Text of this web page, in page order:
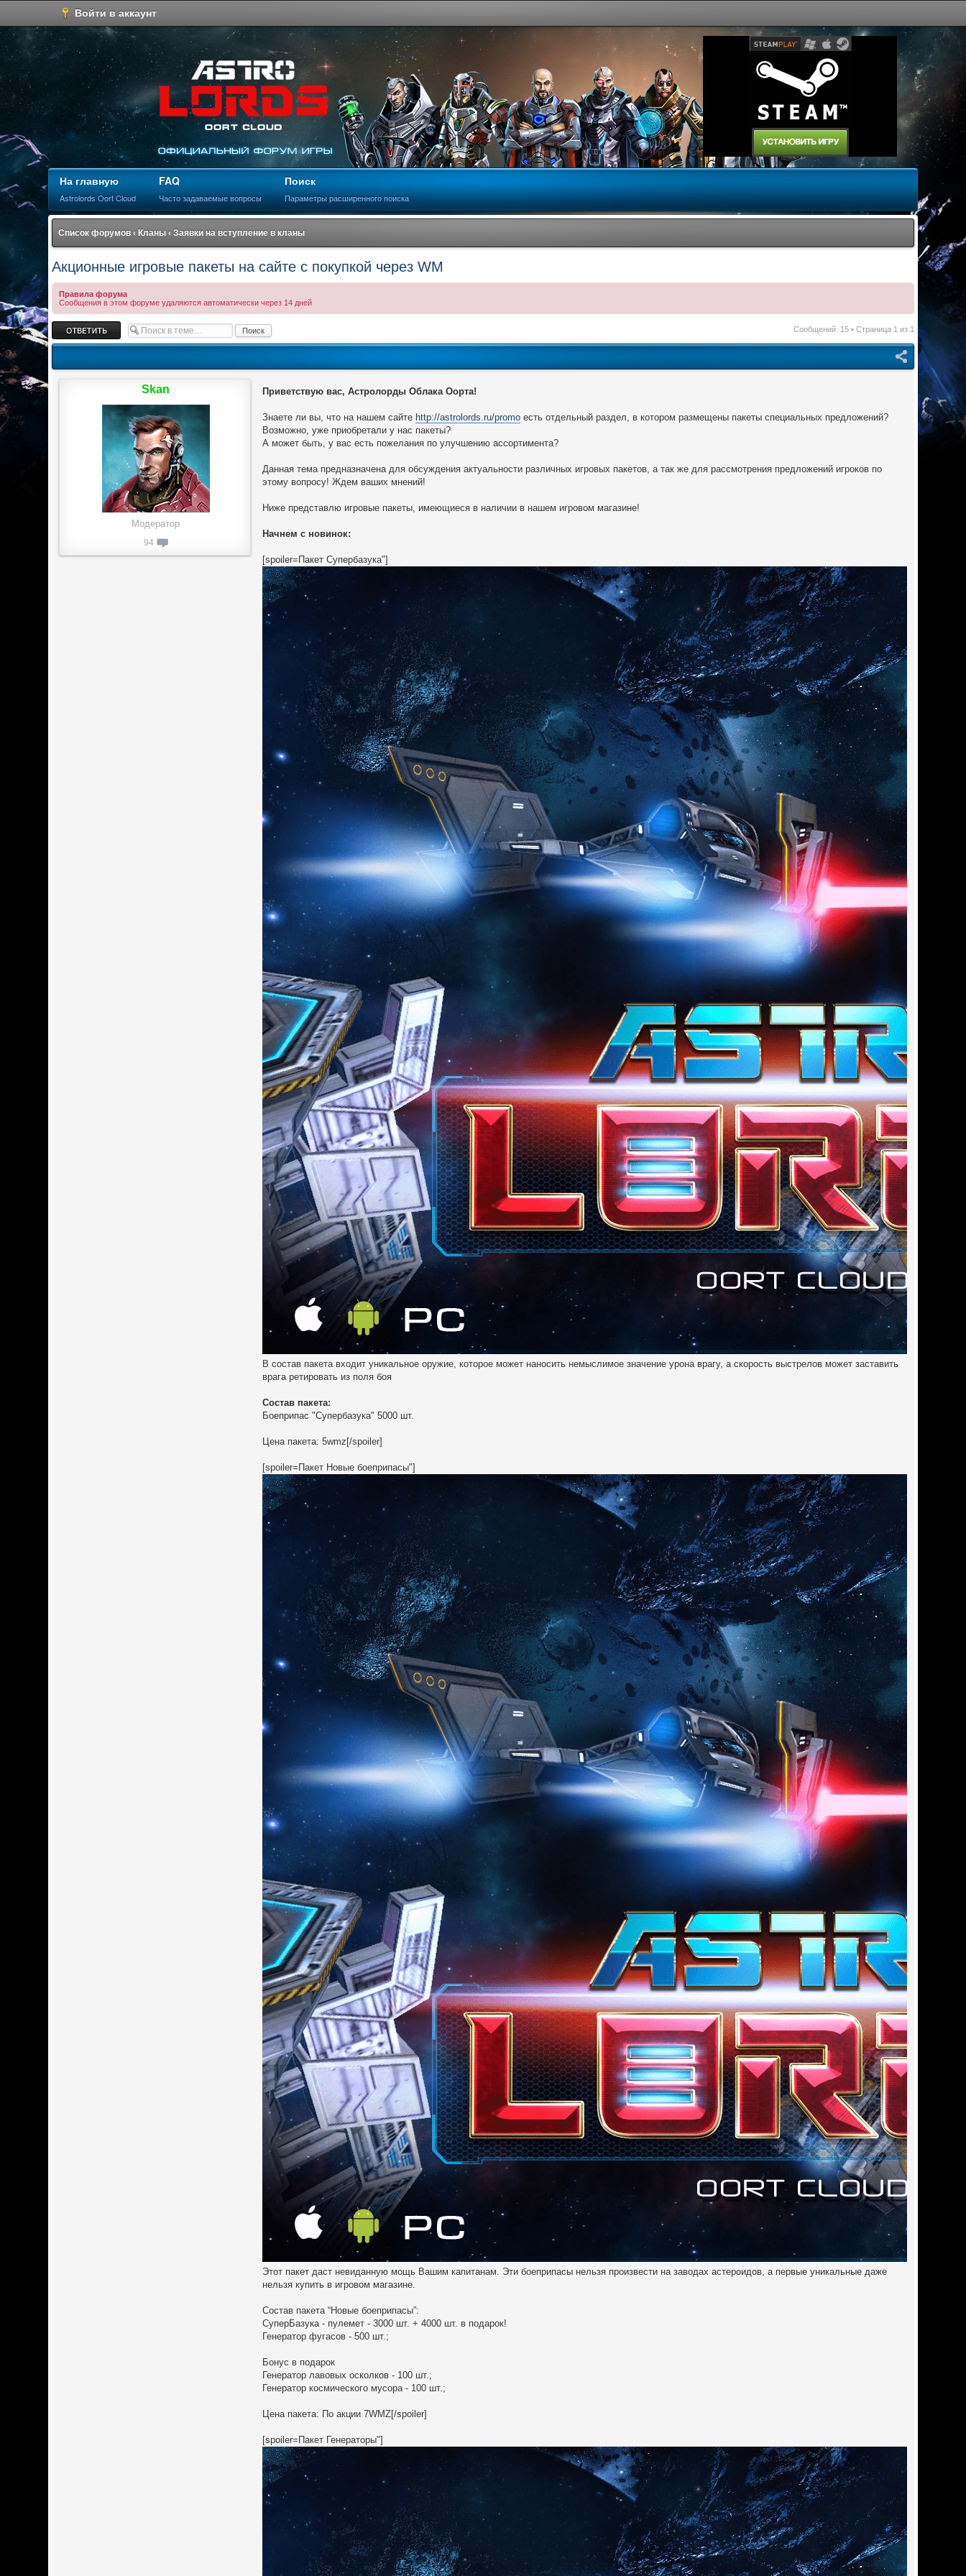
Войти в аккаунт
На главную
Astrolords Oort Cloud
FAQ
Часто задаваемые вопросы
Поиск
Параметры расширенного поиска
Список форумов ‹ Кланы ‹ Заявки на вступление в кланы
Акционные игровые пакеты на сайте с покупкой через WM
Правила форума
Сообщения в этом форуме удаляются автоматически через 14 дней
Ответить Сообщений: 15 • Страница 1 из 1
Приветствую вас, Астролорды Облака Оорта!
Знаете ли вы, что на нашем сайте http://astrolords.ru/promo есть отдельный раздел, в котором размещены пакеты специальных предложений?
Возможно, уже приобретали у нас пакеты?
А может быть, у вас есть пожелания по улучшению ассортимента?
Данная тема предназначена для обсуждения актуальности различных игровых пакетов, а так же для рассмотрения предложений игроков по
этому вопросу! Ждем ваших мнений!
Ниже представлю игровые пакеты, имеющиеся в наличии в нашем игровом магазине!
Начнем с новинок:
[spoiler=Пакет Супербазука"]
В состав пакета входит уникальное оружие, которое может наносить немыслимое значение урона врагу, а скорость выстрелов может заставить
врага ретировать из поля боя
Состав пакета:
Боеприпас "Супербазука" 5000 шт.
Цена пакета: 5wmz[/spoiler]
[spoiler=Пакет Новые боеприпасы"]
Этот пакет даст невиданную мощь Вашим капитанам. Эти боеприпасы нельзя произвести на заводах астероидов, а первые уникальные даже
нельзя купить в игровом магазине.
Состав пакета “Новые боеприпасы”:
СуперБазука - пулемет - 3000 шт. + 4000 шт. в подарок!
Генератор фугасов - 500 шт.;
Бонус в подарок
Генератор лавовых осколков - 100 шт.;
Генератор космического мусора - 100 шт.;
Цена пакета: По акции 7WMZ[/spoiler]
[spoiler=Пакет Генераторы"]
Skan
Модератор
94